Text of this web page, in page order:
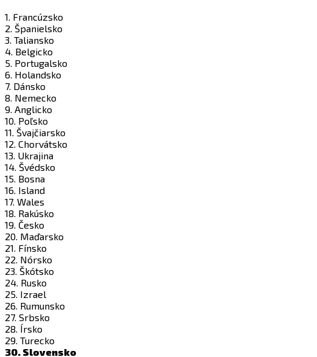
1. Francúzsko
2. Španielsko
3. Taliansko
4. Belgicko
5. Portugalsko
6. Holandsko
7. Dánsko
8. Nemecko
9. Anglicko
10. Poľsko
11. Švajčiarsko
12. Chorvátsko
13. Ukrajina
14. Švédsko
15. Bosna
16. Island
17. Wales
18. Rakúsko
19. Česko
20. Maďarsko
21. Fínsko
22. Nórsko
23. Škótsko
24. Rusko
25. Izrael
26. Rumunsko
27. Srbsko
28. Írsko
29. Turecko
30. Slovensko